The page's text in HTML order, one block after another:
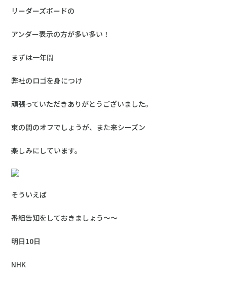
リーダーズボードの
アンダー表示の方が多い多い！
まずは一年間
弊社のロゴを身につけ
頑張っていただきありがとうございました。
束の間のオフでしょうが、また来シーズン
楽しみにしています。
そういえば
番組告知をしておきましょう～～
明日10日
NHK